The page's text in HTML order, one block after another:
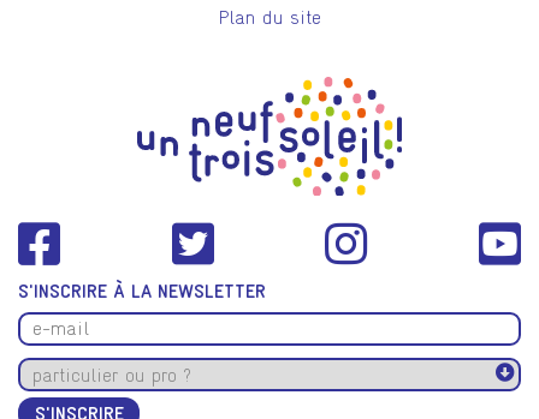
Plan du site
S'INSCRIRE À LA NEWSLETTER
S'INSCRIRE